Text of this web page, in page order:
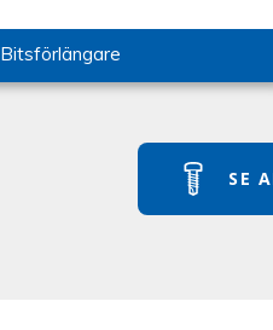
Bitsförlängare
SE